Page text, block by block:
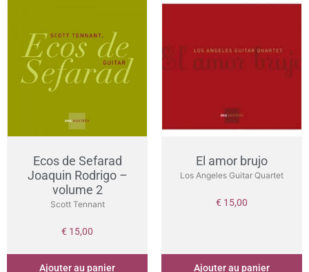
Ecos de Sefarad
Joaquin Rodrigo –
volume 2
Scott Tennant
€ 15,00
Ajouter au panier
El amor brujo
Los Angeles Guitar Quartet
€ 15,00
Ajouter au panier